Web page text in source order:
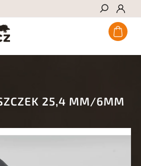
Hledat
25,4 MM/6MM